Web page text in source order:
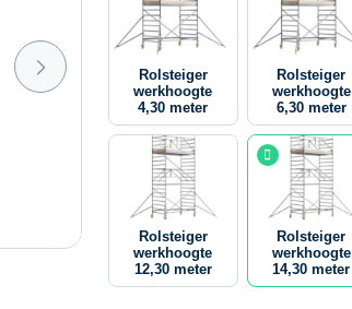
Rolsteiger
werkhoogte
4,30 meter
Rolsteiger
werkhoogte
6,30 meter
Rolsteiger
werkhoogte
12,30 meter
Rolsteiger
werkhoogte
14,30 meter